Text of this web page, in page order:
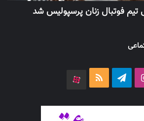
تیم فوتبال زنان پرسپولیس شد
اینستاگرامتلگرام خوراک